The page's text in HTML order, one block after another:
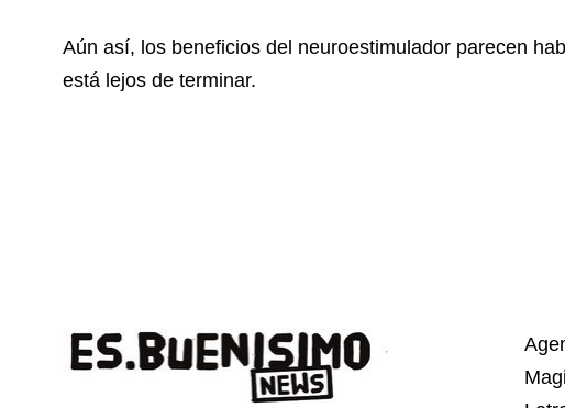
Aún así, los beneficios del neuroestimulador parecen
está lejos de terminar.